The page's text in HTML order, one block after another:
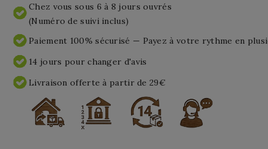
Chez vous sous 6 à 8 jours ouvrés
(Numéro de suivi inclus)
Paiement 100% sécurisé — Payez à votre rythme en
14 jours pour changer d'avis
Livraison offerte à partir de 29€